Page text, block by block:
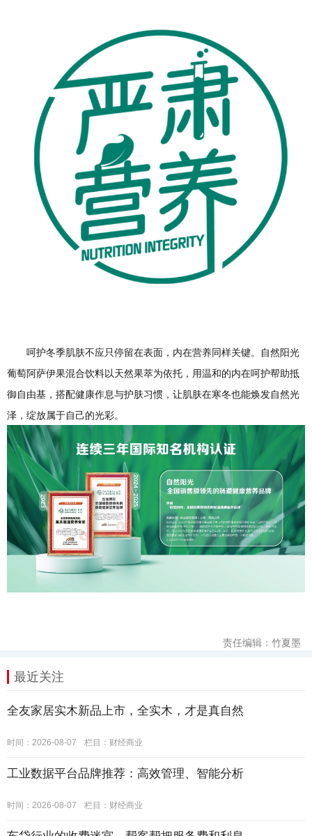
呵护冬季肌肤不应只停留在表面，内在营养同样关键。自然阳光
葡萄阿萨伊果混合饮料以天然果萃为依托，用温和的内在呵护帮助抵
御自由基，搭配健康作息与护肤习惯，让肌肤在寒冬也能焕发自然光
泽，绽放属于自己的光彩。
责任编辑：竹夏墨
最近关注
全友家居实木新品上市，全实木，才是真自然
时间：2026-08-07 栏目： 财经商业
工业数据平台品牌推荐：高效管理、智能分析
时间：2026-08-07 栏目： 财经商业